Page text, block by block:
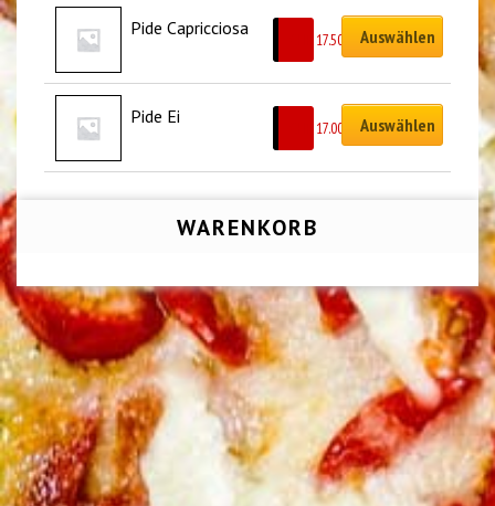
Pide Capricciosa
17.50 Auswählen
Pide Ei
17.00 Auswählen
WARENKORB